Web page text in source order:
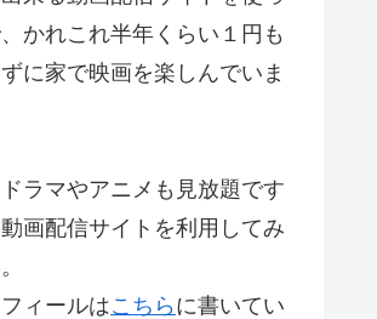
かれこれ半年くらい１円も
に家で映画を楽しんでいま
ラマやアニメも見放題です
画配信サイトを利用してみ
ィールはこちら に書いてい